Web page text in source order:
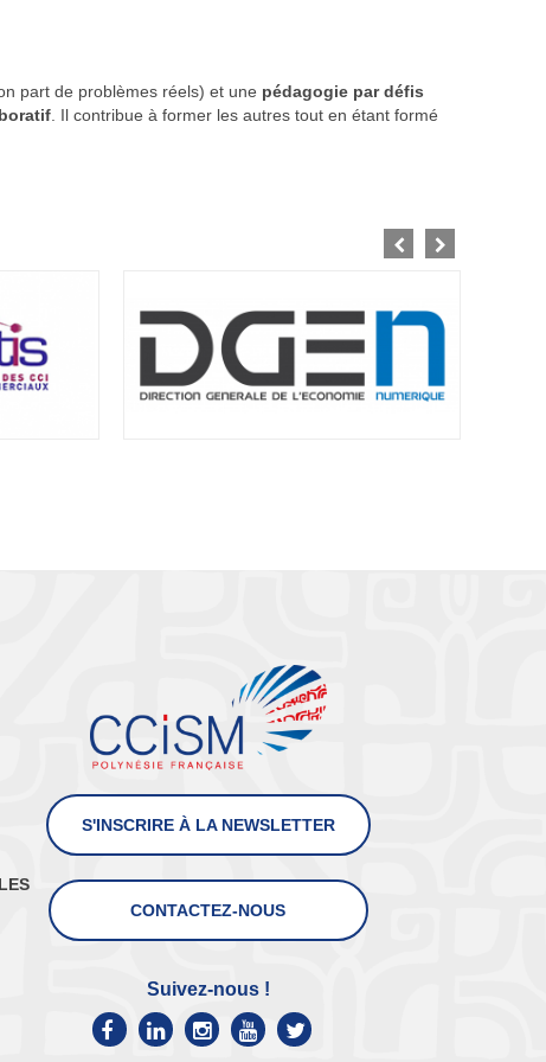
part de problèmes réels) et une pédagogie par défis
. Il contribue à former les autres tout en étant formé
S'INSCRIRE À LA NEWSLETTER
CONTACTEZ-NOUS
Suivez-nous !